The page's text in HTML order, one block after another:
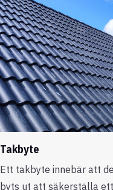
Takbyte
Ett takbyte innebär att
byts ut att säkerställa